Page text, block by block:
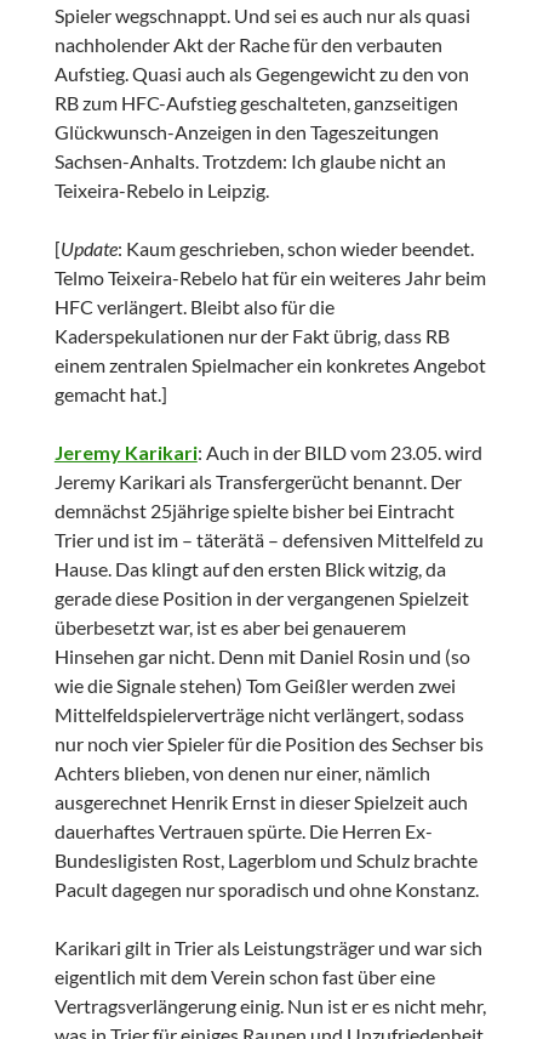
Spieler wegschnappt. Und sei es auch nur als quasi
nachholender Akt der Rache für den verbauten
Aufstieg. Quasi auch als Gegengewicht zu den von
RB zum HFC-Aufstieg geschalteten, ganzseitigen
Glückwunsch-Anzeigen in den Tageszeitungen
Sachsen-Anhalts. Trotzdem: Ich glaube nicht an
Teixeira-Rebelo in Leipzig.
[Update: Kaum geschrieben, schon wieder beendet.
Telmo Teixeira-Rebelo hat für ein weiteres Jahr beim
HFC verlängert. Bleibt also für die
Kaderspekulationen nur der Fakt übrig, dass RB
einem zentralen Spielmacher ein konkretes Angebot
gemacht hat.]
Jeremy Karikari: Auch in der BILD vom 23.05. wird
Jeremy Karikari als Transfergerücht benannt. Der
demnächst 25jährige spielte bisher bei Eintracht
Trier und ist im – täterätä – defensiven Mittelfeld zu
Hause. Das klingt auf den ersten Blick witzig, da
gerade diese Position in der vergangenen Spielzeit
überbesetzt war, ist es aber bei genauerem
Hinsehen gar nicht. Denn mit Daniel Rosin und (so
wie die Signale stehen) Tom Geißler werden zwei
Mittelfeldspielerverträge nicht verlängert, sodass
nur noch vier Spieler für die Position des Sechser bis
Achters blieben, von denen nur einer, nämlich
ausgerechnet Henrik Ernst in dieser Spielzeit auch
dauerhaftes Vertrauen spürte. Die Herren Ex-
Bundesligisten Rost, Lagerblom und Schulz brachte
Pacult dagegen nur sporadisch und ohne Konstanz.
Karikari gilt in Trier als Leistungsträger und war sich
eigentlich mit dem Verein schon fast über eine
Vertragsverlängerung einig. Nun ist er es nicht mehr,